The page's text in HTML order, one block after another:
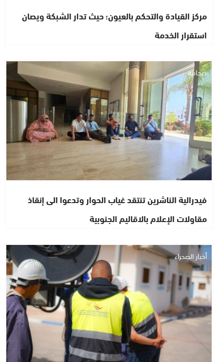
مركز القيادة والتحكم بالعيون؛ حيث تدار الشبكة ويصان
استقرار الخدمة
صحافة
فيدرالية الناشرين تنتقد غياب الحوار وتدعوا الى إنقاذ
مقاولات الإعلام بالاقاليم الجنوبية
أخبار الصحراء